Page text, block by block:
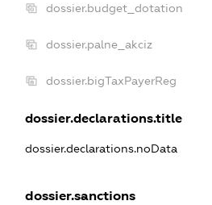
dossier.budget_dotation
dossier.palne_akciz
dossier.bigTaxPayerReg
dossier.declarations.title
dossier.declarations.noData
dossier.sanctions